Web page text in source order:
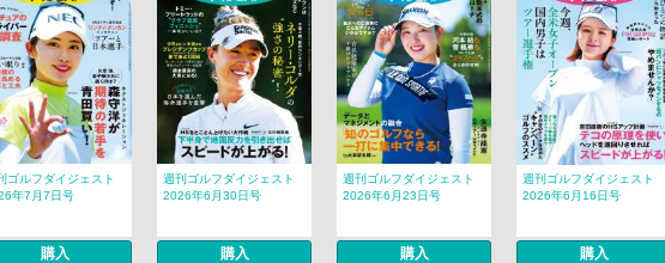
ゴルフダイジェスト
年7月7日号
購入
週刊ゴルフダイジェスト
2026年6月30日号
購入
週刊ゴルフダイジェスト
2026年6月23日号
購入
週刊ゴルフダイジェスト
2026年6月16日号
購入